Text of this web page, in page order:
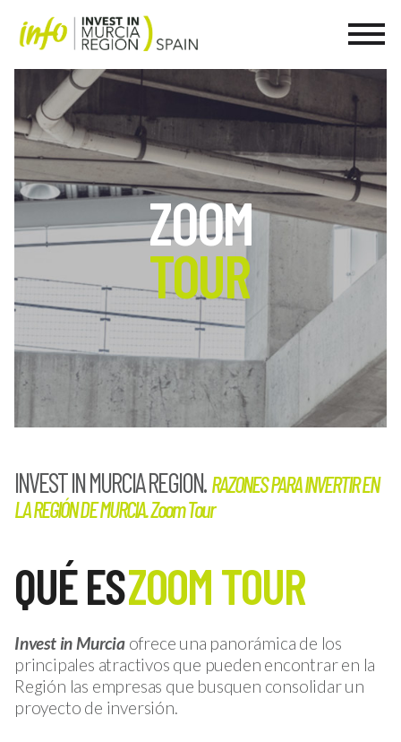
ZOOM
TOUR
INVEST IN MURCIA REGION. RAZONES PARA INVERTIR EN
LA REGIÓN DE MURCIA. Zoom Tour
QUÉ ESZOOM TOUR
Invest in Murciaofrece una panorámica de los
principales atractivos que pueden encontrar en la
Región las empresas que busquen consolidar un
proyecto de inversión.